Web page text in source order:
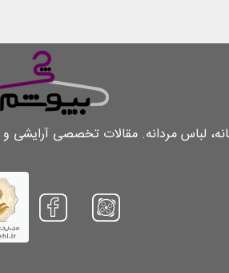
لباس مردانه. مقالات تخصصی آرایشی و